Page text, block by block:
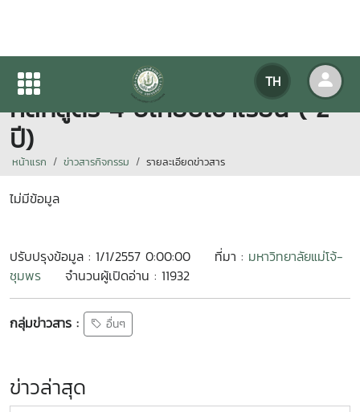
TH
รับสมัครนักศึกษาระบบรับตรง
หลักสูตร 4 ปีเทียบเข้าเรียน ( 2
ปี)
หน้าแรก ข่าวสารกิจกรรม รายละเอียดข่าวสาร
ไม่มีข้อมูล
ปรับปรุงข้อมูล : 1/1/2557 0:00:00 ที่มา : มหาวิทยาลัยแม่โจ้-
ชุมพร
จำนวนผู้เปิดอ่าน : 11932
กลุ่มข่าวสาร : อื่นๆ
ข่าวล่าสุด